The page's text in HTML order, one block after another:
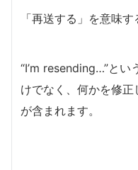
「再送する」を意味す
“I’m resending…”とい
けでなく、何かを修
が含まれます。